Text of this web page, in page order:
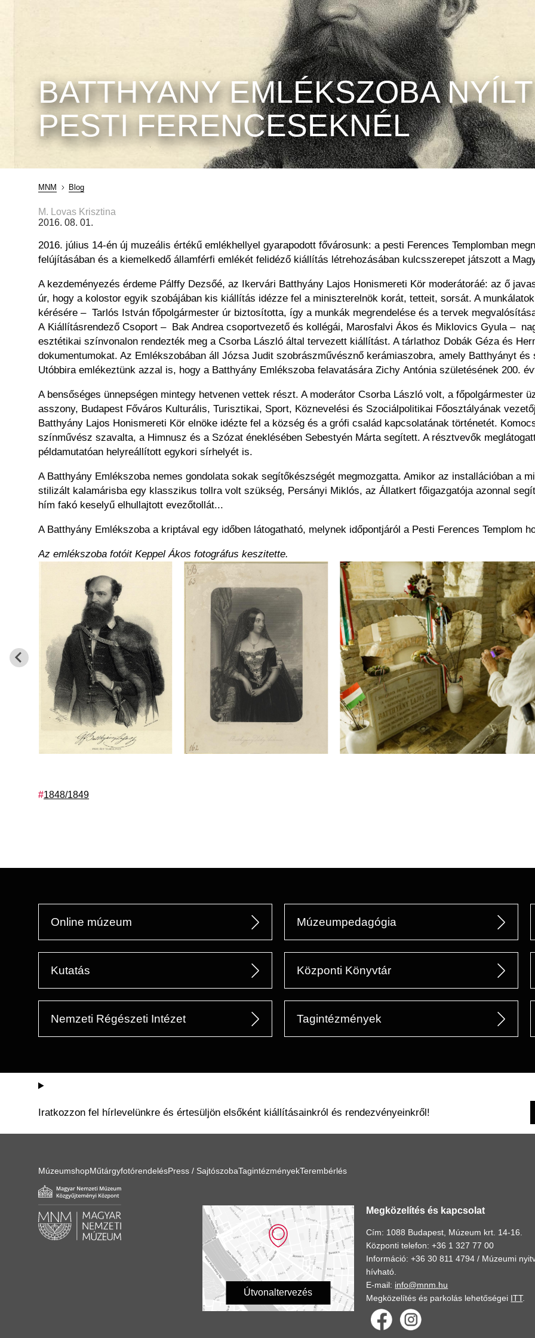
BATTHYANY EMLÉKSZOBA
PESTI FERENCESEKNÉL
Morzsa
MNM Blog
M. Lovas Krisztina
2016. 08. 01.
2016. július 14-én új muzeális értékű emlékhellyel gyarapodott fővárosunk: a pesti Ferences Templomban
felújításában és a kiemelkedő államférfi emlékét felidéző kiállítás létrehozásában kulcsszerepet játszott a
A kezdeményezés érdeme Pálffy Dezsőé, az Ikervári Batthyány Lajos Honismereti Kör moderátoráé: az ő
úr, hogy a kolostor egyik szobájában kis kiállítás idézze fel a miniszterelnök korát, tetteit, sorsát. A
kérésére – Tarlós István főpolgármester úr biztosította, így a munkák megrendelése és a tervek
A Kiállításrendező Csoport – Bak Andrea csoportvezető és kollégái, Marosfalvi Ákos és Miklovics Gyula –
esztétikai színvonalon rendezték meg a Csorba László által tervezett kiállítást. A tárlathoz Dobák Géza és
dokumentumokat. Az Emlékszobában áll Józsa Judit szobrászművésznő kerámiaszobra, amely Batthyányt és
Utóbbira emlékeztünk azzal is, hogy a Batthyány Emlékszoba felavatására Zichy Antónia születésének 200.
A bensőséges ünnepségen mintegy hetvenen vettek részt. A moderátor Csorba László volt, a főpolgármester
asszony, Budapest Főváros Kulturális, Turisztikai, Sport, Köznevelési és Szociálpolitikai Főosztályának
Batthyány Lajos Honismereti Kör elnöke idézte fel a község és a grófi család kapcsolatának történetét.
színművész szavalta, a Himnusz és a Szózat éneklésében Sebestyén Márta segített. A résztvevők
példamutatóan helyreállított egykori sírhelyét is.
A Batthyány Emlékszoba nemes gondolata sokak segítőkészségét megmozgatta. Amikor az installációban a
stilizált kalamárisba egy klasszikus tollra volt szükség, Persányi Miklós, az Állatkert főigazgatója azonnal
hím fakó keselyű elhullajtott evezőtollát...
A Batthyány Emlékszoba a kriptával egy időben látogatható, melynek időpontjáról a Pesti Ferences Templom
Az emlékszoba fotóit Keppel Ákos fotográfus keszitette.
Címkék
1848/1849
Online múzeum Múzeumpedagógia
Kutatás Központi Könyvtár
Nemzeti Régészeti Intézet Tagintézmények
Iratkozzon fel hírlevelünkre és értesüljön elsőként kiállításainkról és rendezvényeinkről!
MúzeumshopMűtárgyfotórendelésPress / SajtószobaTagintézményekTerembérlés
Útvonaltervezés
Megközelítés és kapcsolat
Cím: 1088 Budapest, Múzeum krt. 14-16.
Központi telefon: +36 1 327 77 00
Információ: +36 30 811 4794 / Múzeumi
hívható.
E-mail: info@mnm.hu
Megközelítés és parkolás lehetőségei ITT.